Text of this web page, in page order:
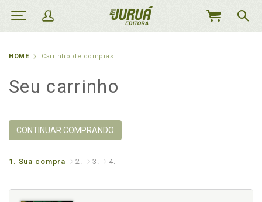
MEU
HOME Carrinho de compras
Seu carrinho
CONTINUAR COMPRANDO
1. Sua compra 2. 3. 4.